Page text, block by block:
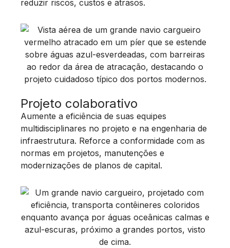
reduzir riscos, custos e atrasos.
Projeto colaborativo
Aumente a eficiência de suas equipes
multidisciplinares no projeto e na engenharia de
infraestrutura. Reforce a conformidade com as
normas em projetos, manutenções e
modernizações de planos de capital.